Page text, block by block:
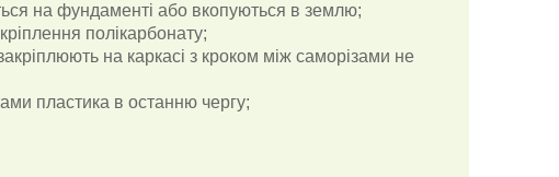
на фундаменті або вкопуються в землю;
полікарбонату;
на каркасі з кроком між саморізами не
пластика в останню чергу;